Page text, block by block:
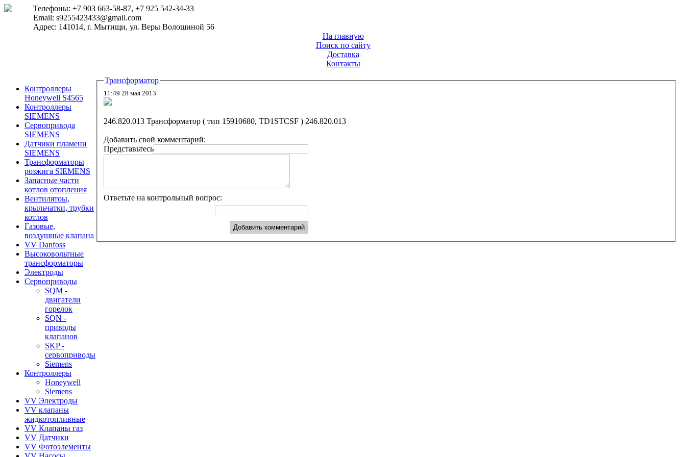
Телефоны: +7 903 663-58-87, +7 925 542-34-33
Email: s9255423433@gmail.com
Адрес: 141014, г. Мытищи, ул. Веры Волошиной 56
На главную
Поиск по сайту
Доставка
Контакты
Контроллеры
Honeywell S4565
Контроллеры
SIEMENS
Сервопривода
SIEMENS
Датчики пламени
SIEMENS
Трансформаторы
розжига SIEMENS
Запасные части
котлов отопления
Вентилятоы,
крыльчатки, трубки
котлов
Газовые,
воздушные клапана
VV Danfoss
Высоковольтные
трансформаторы
Электроды
Сервоприводы
SQM -
двигатели
горелок
SQN -
приводы
клапанов
SKP -
сервоприводы
Siemens
Контроллеры
Honeywell
Siemens
VV Электроды
VV клапаны
жидкотопливные
VV Клапаны газ
VV Датчики
VV Фотоэлементы
Трансформатор
11:49 28 мая 2013
246.820.013 Трансформатор ( тип 15910680, TD1STCSF ) 246.820.013
Добавить свой комментарий:
Представьтесь
Ответьте на контрольный вопрос: